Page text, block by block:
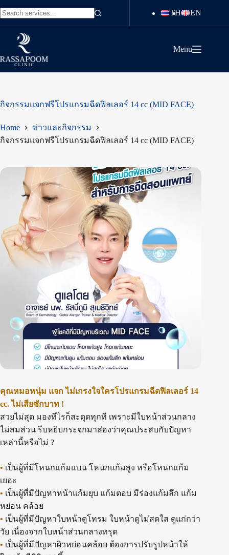
to
results
TH EN
Menu
กิจกรรมแจกฟรีโปรแกรมฉีดฟิลเลอร์ 14 cc (MID FACE)
Home
ข่าวและกิจกรรม
กิจกรรมแจกฟรีโปรแกรมฉีดฟิลเลอร์ 14 cc (MID FACE)
คุณหมอหนุ่ม แจก ไม่เกรงใจใครโปรแกรมฉีดฟิลเลอร์ 14
cc. ไม่เสียซักบาท !
สวยไม่สุด มองทีไรก็สะดุดทุกที เพราะมีใบหน้าส่วนกลาง
ไม่สมส่วน รีบหยิบกระจกมาส่องว่าคุณประสบกับปัญหา
เหล่านี้หรือไม่ ?
• เป็นผู้ที่มีโหนกแก้มแบน โหนกแก้มสูง หรือโหนกแก้ม
เยอะ
• เป็นผู้ที่มีปัญหาหน้าแก้มยุบ แก้มตอบ มีร่องแก้มลึก แก้ม
หย่อน คล้อย
• เป็นผู้ที่มีปัญหาใบหน้าดูโทรม ใบหน้าดูไม่สดใส ดูแก่กว่า
วัย เนื่องจากใบหน้าส่วนกลางทรุด
• เป็นผู้ที่มีปัญหาผิวหย่อนคล้อย ต้องการปรับรูปหน้าให้